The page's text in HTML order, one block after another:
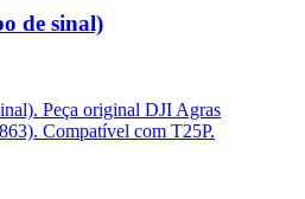
de sinal)
Peça original DJI Agras
Compatível com T25P.